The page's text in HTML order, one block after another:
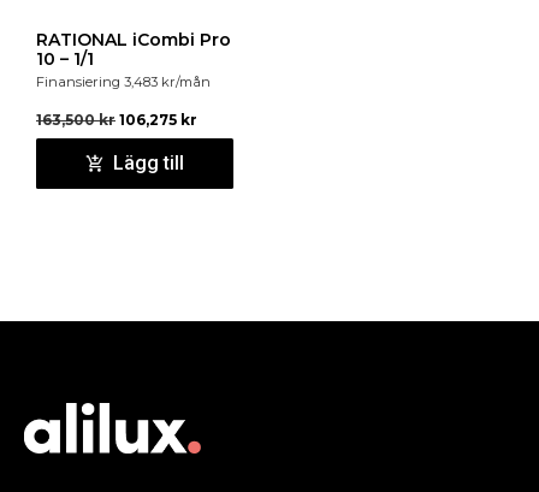
RATIONAL iCombi Pro
10 – 1/1
Finansiering 3,483 kr/mån
163,500kr 106,275 kr
Lägg till